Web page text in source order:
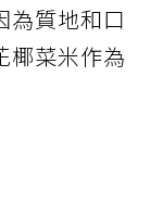
為質地和口
椰菜米作為